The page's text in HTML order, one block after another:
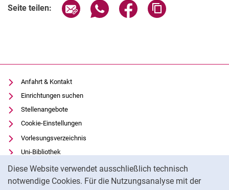
Diese Website verwendet ausschließlich technisch
notwendige Cookies. Für die Nutzungsanalyse mit der
Seite teilen: Seite über E-Mail teilen
Seite über WhatsApp teilen
Seite über Facebook
Anfahrt & Kontakt
Einrichtungen suchen
Stellenangebote
Cookie-Einstellungen
Vorlesungsverzeichnis
Uni-Bibliothek
Moodle
Panopto